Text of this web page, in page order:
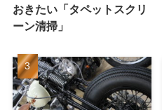
おきたい「タペットスクリ
ーン清掃」